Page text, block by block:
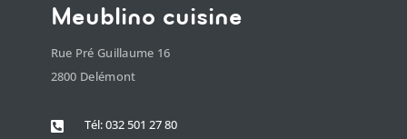
Meublino cuisine
Rue Pré Guillaume 16
2800 Delémont
 Tél: 032 501 27 80